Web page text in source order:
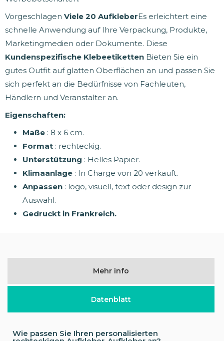
Vorgeschlagen Viele 20 AufkleberEs erleichtert eine
schnelle Anwendung auf Ihre Verpackung, Produkte,
Marketingmedien oder Dokumente. Diese
Kundenspezifische Klebeetiketten Bieten Sie ein
gutes Outfit auf glatten Oberflächen an und passen Sie
sich perfekt an die Bedürfnisse von Fachleuten,
Händlern und Veranstalter an.
Eigenschaften:
Maße : 8 x 6 cm.
Format : rechteckig.
Unterstützung : Helles Papier.
Klimaanlage : In Charge von 20 verkauft.
Anpassen : logo, visuell, text oder design zur
Auswahl.
Gedruckt in Frankreich.
Mehr info
Datenblatt
Wie passen Sie Ihren personalisierten